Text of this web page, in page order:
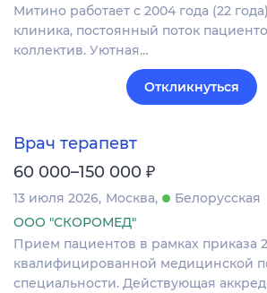
Митино работает с 2004 года (22
клиника, постоянный поток
коллектив. Уютная…
Откликнуться
Врач терапевт
60 000–150 000 ₽
13 июля 2026 Москва
Белорусская
ООО "СКОРОМЕД"
Прием пациентов в рамках приказа
квалифицированной медицинской
специальности. Действующая